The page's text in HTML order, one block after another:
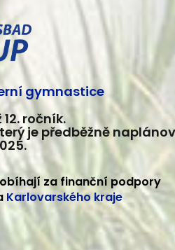
gymnastice
ročník.
je předběžně
za finanční podpory
Karlovarského kraje